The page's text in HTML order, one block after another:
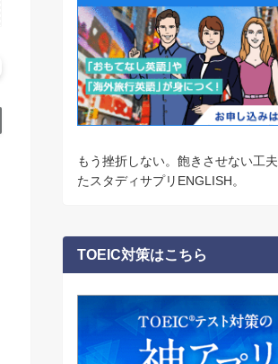
もう挫折しない。飽きさせない工
たスタディサプリENGLISH。
TOEIC対策はこちら